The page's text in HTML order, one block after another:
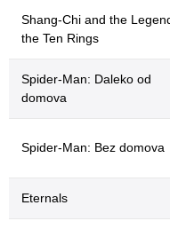
Shang-Chi and the
the Ten Rings
Spider-Man: Daleko od
domova
Spider-Man: Bez domova
Eternals